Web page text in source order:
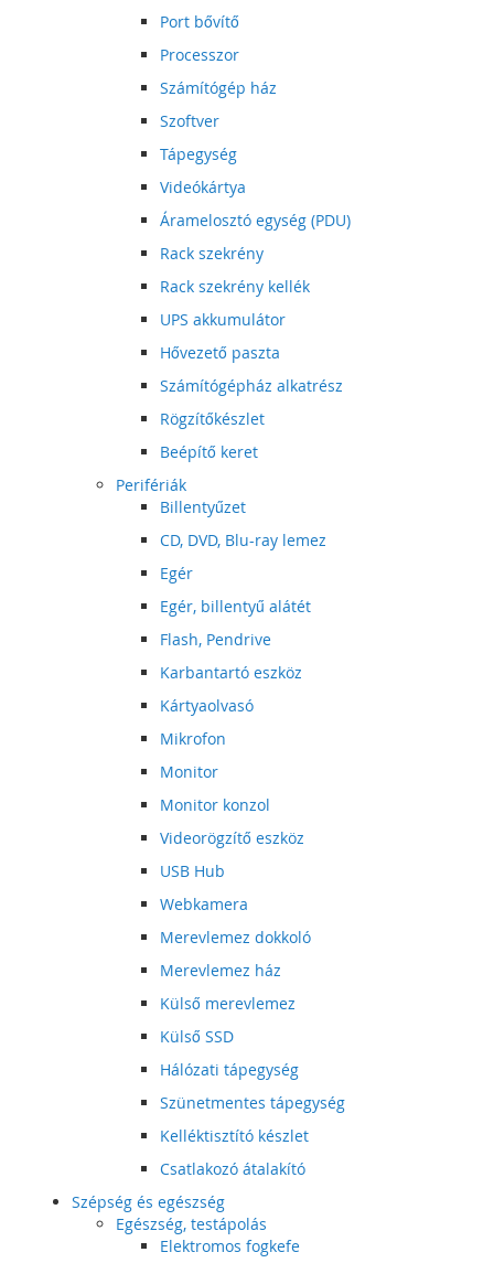
Port bővítő
Processzor
Számítógép ház
Szoftver
Tápegység
Videókártya
Áramelosztó egység (PDU)
Rack szekrény
Rack szekrény kellék
UPS akkumulátor
Hővezető paszta
Számítógépház alkatrész
Rögzítőkészlet
Beépítő keret
Perifériák
Billentyűzet
CD, DVD, Blu-ray lemez
Egér
Egér, billentyű alátét
Flash, Pendrive
Karbantartó eszköz
Kártyaolvasó
Mikrofon
Monitor
Monitor konzol
Videorögzítő eszköz
USB Hub
Webkamera
Merevlemez dokkoló
Merevlemez ház
Külső merevlemez
Külső SSD
Hálózati tápegység
Szünetmentes tápegység
Kelléktisztító készlet
Csatlakozó átalakító
Szépség és egészség
Egészség, testápolás
Elektromos fogkefe